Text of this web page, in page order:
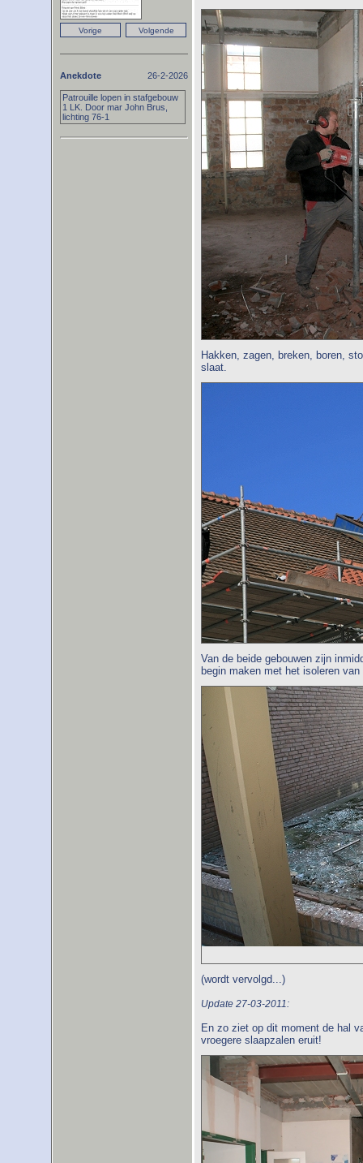
Hakken, zagen, breken, boren,
slaat.
Van de beide gebouwen zijn
begin maken met het isoleren
(wordt vervolgd...)
Update 27-03-2011:
En zo ziet op dit moment de hal
vroegere slaapzalen eruit!
Anekdote 26-2-2026
Patrouille lopen in stafgebouw
1 LK. Door mar John Brus,
lichting 76-1